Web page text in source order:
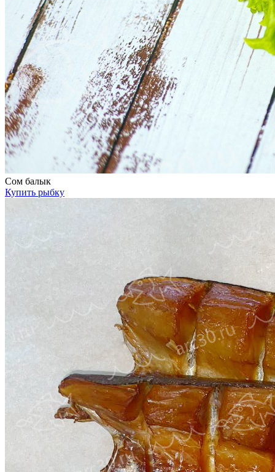
Сом балык
Купить рыбку